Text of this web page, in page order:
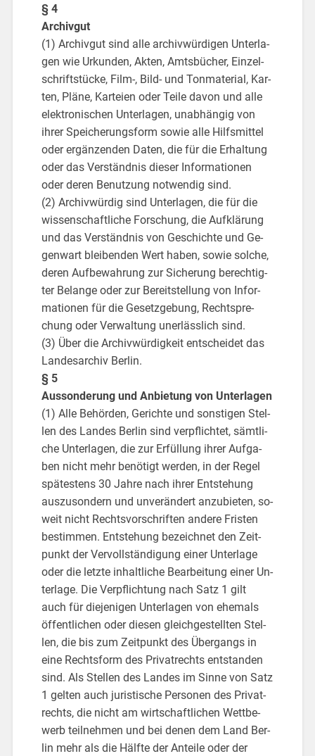
§ 4
Ar­chiv­gut
(1) Ar­chiv­gut sind alle ar­chiv­wür­di­gen Un­ter­la­
gen wie Ur­kun­den, Akten, Amts­bü­cher, Ein­zel­
schrift­stü­cke, Film-, Bild- und Ton­ma­te­ri­al, Kar­
ten, Pläne, Kar­tei­en oder Teile davon und alle
elek­tro­ni­schen Un­ter­la­gen, un­ab­hän­gig von
ihrer Spei­che­rungs­form sowie alle Hilfs­mit­tel
oder er­gän­zen­den Daten, die für die Er­hal­tung
oder das Ver­ständ­nis die­ser In­for­ma­tio­nen
oder deren Be­nut­zung not­wen­dig sind.
(2) Ar­chiv­wür­dig sind Un­ter­la­gen, die für die
wis­sen­schaft­li­che For­schung, die Auf­klä­rung
und das Ver­ständ­nis von Ge­schich­te und Ge­
gen­wart blei­ben­den Wert haben, sowie sol­che,
deren Auf­be­wah­rung zur Si­che­rung be­rech­tig­
ter Be­lan­ge oder zur Be­reit­stel­lung von In­for­
ma­tio­nen für die Ge­setz­ge­bung, Recht­spre­
chung oder Ver­wal­tung un­er­läss­lich sind.
(3) Über die Ar­chiv­wür­dig­keit ent­schei­det das
Lan­des­ar­chiv Ber­lin.
§ 5
Aus­son­de­rung und An­bie­tung von Un­ter­la­gen
(1) Alle Be­hör­den, Ge­rich­te und sons­ti­gen Stel­
len des Lan­des Ber­lin sind ver­pflich­tet, sämt­li­
che Un­ter­la­gen, die zur Er­fül­lung ihrer Auf­ga­
ben nicht mehr be­nö­tigt wer­den, in der Regel
spä­tes­tens 30 Jahre nach ihrer Ent­ste­hung
aus­zu­son­dern und un­ver­än­dert an­zu­bie­ten, so­
weit nicht Rechts­vor­schrif­ten an­de­re Fris­ten
be­stim­men. Ent­ste­hung be­zeich­net den Zeit­
punkt der Ver­voll­stän­di­gung einer Un­ter­la­ge
oder die letz­te in­halt­li­che Be­ar­bei­tung einer Un­
ter­la­ge. Die Ver­pflich­tung nach Satz 1 gilt
auch für die­je­ni­gen Un­ter­la­gen von ehe­mals
öf­fent­li­chen oder die­sen gleich­ge­stell­ten Stel­
len, die bis zum Zeit­punkt des Über­gangs in
eine Rechts­form des Pri­vat­rechts ent­stan­den
sind. Als Stel­len des Lan­des im Sinne von Satz
1 gel­ten auch ju­ris­ti­sche Per­so­nen des Pri­vat­
rechts, die nicht am wirt­schaft­li­chen Wett­be­
werb teil­neh­men und bei denen dem Land Ber­
lin mehr als die Hälf­te der An­tei­le oder der